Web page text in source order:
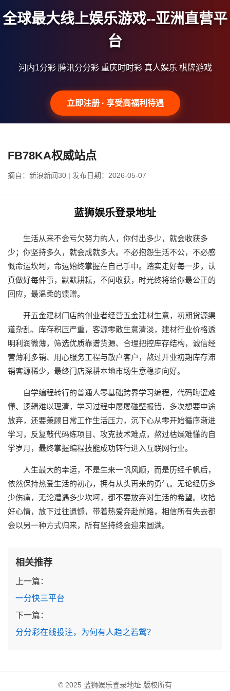
全球最大线上娱乐游戏--亚洲直营平
台
河内1分彩 腾讯分分彩 重庆时时彩 真人娱乐 棋牌游戏
立即注册 · 享受高福利待遇
FB78KA权威站点
摘自：新浪新闻30 | 发布日期：2026-05-07
蓝狮娱乐登录地址
生活从来不会亏欠努力的人，你付出多少，就会收获多
少；你坚持多久，就会成就多大。不必抱怨生活不公，不必感
慨命运坎坷，命运始终掌握在自己手中。踏实走好每一步，认
真做好每件事，默默耕耘，不问收获，时光终将给你最公正的
回应，最温柔的馈赠。
开五金建材门店的创业者经营五金建材生意，初期货源渠
道杂乱、库存积压严重，客源零散生意清淡，建材行业价格透
明利润微薄，筛选优质靠谱货源、合理把控库存结构，诚信经
营薄利多销、用心服务工程与散户客户，熬过开业初期库存滞
销客源稀少，最终门店深耕本地市场生意稳步向好。
自学编程转行的普通人零基础跨界学习编程，代码晦涩难
懂、逻辑难以理清，学习过程中屡屡碰壁报错，多次想要中途
放弃，还要兼顾日常工作生活压力，沉下心从零开始循序渐进
学习，反复敲代码练项目、攻克技术难点，熬过枯燥难懂的自
学岁月，最终掌握编程技能成功转行进入互联网行业。
人生最大的幸运，不是生来一帆风顺，而是历经千帆后，
依然保持热爱生活的初心，拥有从头再来的勇气。无论经历多
少伤痛，无论遭遇多少坎坷，都不要放弃对生活的希望。收拾
好心情，放下过往遗憾，带着热爱奔赴前路，相信所有失去都
会以另一种方式归来，所有坚持终会迎来圆满。
相关推荐
上一篇：
一分快三平台
下一篇：
分分彩在线投注，为何有人趋之若鹜？
© 2025 蓝狮娱乐登录地址 版权所有